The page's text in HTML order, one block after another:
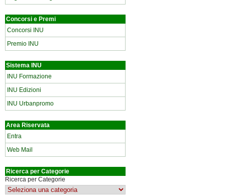
Concorsi e Premi
Concorsi INU
Premio INU
Sistema INU
INU Formazione
INU Edizioni
INU Urbanpromo
Area Riservata
Entra
Web Mail
Ricerca per Categorie
Ricerca per Categorie